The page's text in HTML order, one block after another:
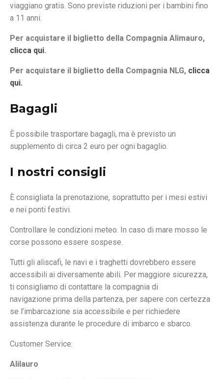
viaggiano gratis. Sono previste riduzioni per i bambini fino
a 11 anni.
Per acquistare il biglietto della Compagnia Alimauro,
clicca qui.
Per acquistare il biglietto della Compagnia NLG, clicca
qui.
Bagagli
È possibile trasportare bagagli, ma è previsto un
supplemento di circa 2 euro per ogni bagaglio.
I nostri consigli
È consigliata la prenotazione, soprattutto per i mesi estivi
e nei ponti festivi.
Controllare le condizioni meteo. In caso di mare mosso le
corse possono essere sospese.
Tutti gli aliscafi, le navi e i traghetti dovrebbero essere
accessibili ai diversamente abili. Per maggiore sicurezza,
ti consigliamo di contattare la compagnia di
navigazione prima della partenza, per sapere con certezza
se l’imbarcazione sia accessibile e per richiedere
assistenza durante le procedure di imbarco e sbarco.
Customer Service:
Alilauro